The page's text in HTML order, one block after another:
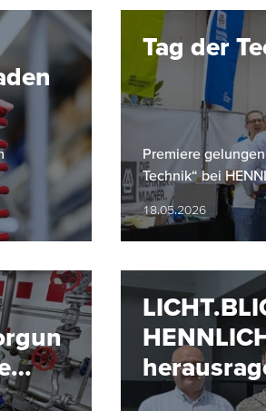
Kräfte
sie
Tag der
Premiere
Technik“ bei
18.05.2026
Projekte